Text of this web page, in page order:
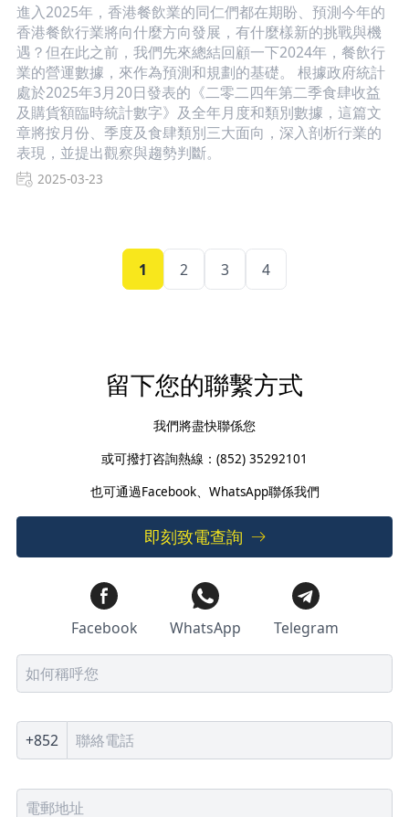
進入2025年，香港餐飲業的同仁們都在期盼、預測今年的
香港餐飲行業將向什麼方向發展，有什麼樣新的挑戰與機
遇？但在此之前，我們先來總結回顧一下2024年，餐飲行
業的營運數據，來作為預測和規劃的基礎。 根據政府統計
處於2025年3月20日發表的《二零二四年第二季食肆收益
及購貨額臨時統計數字》及全年月度和類別數據，這篇文
章將按月份、季度及食肆類別三大面向，深入剖析行業的
表現，並提出觀察與趨勢判斷。
2025-03-23
1 2 3 4
留下您的聯繫方式
我們將盡快聯係您
或可撥打咨詢熱線：(852) 35292101
也可通過Facebook、WhatsApp聯係我們
即刻致電查詢
Facebook WhatsApp Telegram
+852